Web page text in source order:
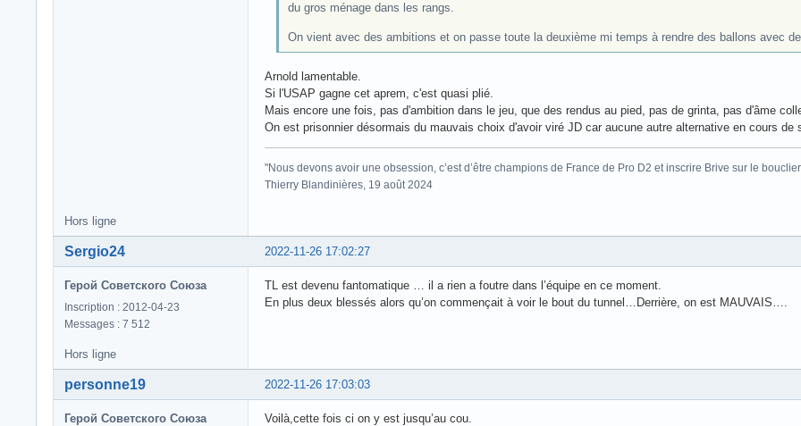
du gros ménage dans les rangs.
On vient avec des ambitions et on passe toute la deuxième mi temps à rendre des ballons avec
Arnold lamentable.
Si l'USAP gagne cet aprem, c'est quasi plié.
Mais encore une fois, pas d'ambition dans le jeu, que des rendus au pied, pas de grinta, pas d'âme
On est prisonnier désormais du mauvais choix d'avoir viré JD car aucune autre alternative en cours de
"Nous devons avoir une obsession, c’est d’être champions de France de Pro D2 et inscrire Brive sur le
Thierry Blandinières, 19 août 2024
Hors ligne
2022-11-26 17:02:27
Sergio24
Герой Советского Союза
Inscription : 2012-04-23
Messages : 7 512
TL est devenu fantomatique … il a rien a foutre dans l’équipe en ce moment.
En plus deux blessés alors qu’on commençait à voir le bout du tunnel…Derrière, on est MAUVAIS….
Hors ligne
2022-11-26 17:03:03
personne19
Герой Советского Союза
Voilà,cette fois ci on y est jusqu’au cou.